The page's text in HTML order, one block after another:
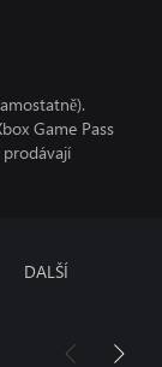
Game Pass
DALŠÍ